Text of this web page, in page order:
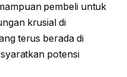
pembeli untuk
krusial di
terus berada di
potensi